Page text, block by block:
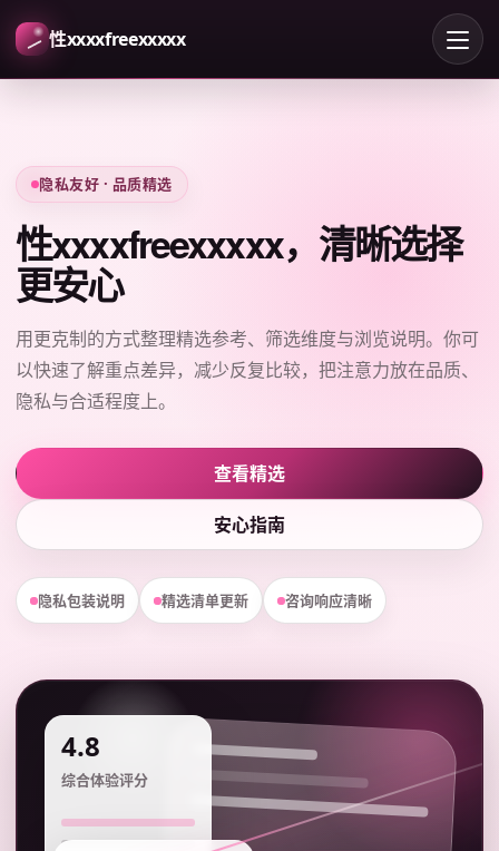
性xxxxfreexxxxx
隐私友好 · 品质精选
性xxxxfreexxxxx，清晰选择
更安心
用更克制的方式整理精选参考、筛选维度与浏览说明。你可
以快速了解重点差异，减少反复比较，把注意力放在品质、
隐私与合适程度上。
查看精选
安心指南
隐私包装说明 精选清单更新 咨询响应清晰
4.8
综合体验评分